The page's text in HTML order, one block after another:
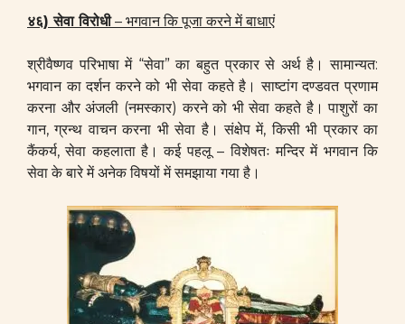
४६) सेवा विरोधी– भगवान कि पूजा करने में बाधाएं
श्रीवैष्णव परिभाषा में “सेवा” का बहुत प्रकार से अर्थ है। सामान्यत:
भगवान का दर्शन करने को भी सेवा कहते है। साष्टांग दण्डवत प्रणाम
करना और अंजली (नमस्कार) करने को भी सेवा कहते है। पाशुरों का
गान, ग्रन्थ वाचन करना भी सेवा है। संक्षेप में, किसी भी प्रकार का
कैंकर्य, सेवा कहलाता है। कई पहलू – विशेषतः मन्दिर में भगवान कि
सेवा के बारे में अनेक विषयों में समझाया गया है।